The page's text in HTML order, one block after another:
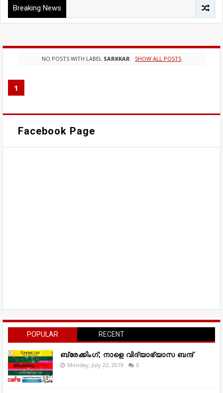
Breaking News
NO POSTS WITH LABEL SARKKAR SHOW ALL POSTS
1
Facebook Page
POPULAR RECENT
ബ്രേക്കിംഗ്; നാളെ വിദ്യാഭ്യാസ ബന്ദ്
Monday, July 22, 2019 0